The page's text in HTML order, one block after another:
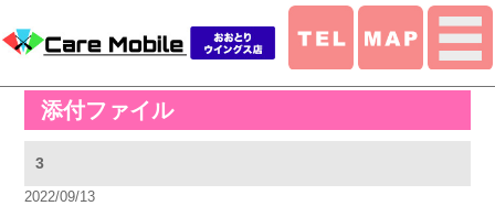
添付ファイル
3
2022/09/13